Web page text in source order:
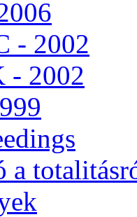
- 2002
- 2002
a